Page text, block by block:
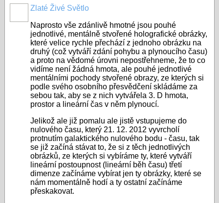
Zlaté Živé Světlo
Naprosto vše zdánlivě hmotné jsou pouhé
jednotlivé, mentálně stvořené holografické obrázky,
které velice rychle přechází z jednoho obrázku na
druhý (což vytváří zdání pohybu a plynoucího času)
a proto na vědomé úrovni nepostřehneme, že to co
vidíme není žádná hmota, ale pouhé jednotlivé
mentálními pochody stvořené obrazy, ze kterých si
podle svého osobního přesvědčení skládáme za
sebou tak, aby se z nich vytvářela 3. D hmota,
prostor a lineární čas v něm plynoucí.
Jelikož ale již pomalu ale jistě vstupujeme do
nulového času, který 21. 12. 2012 vyvrcholí
protnutím galaktického nulového bodu - času, tak
se již začíná stávat to, že si z těch jednotlivých
obrázků, ze kterých si vybíráme ty, které vytváří
lineární postoupnost (lineární běh času) třetí
dimenze začínáme vybírat jen ty obrázky, které se
nám momentálně hodí a ty ostatní začínáme
přeskakovat.